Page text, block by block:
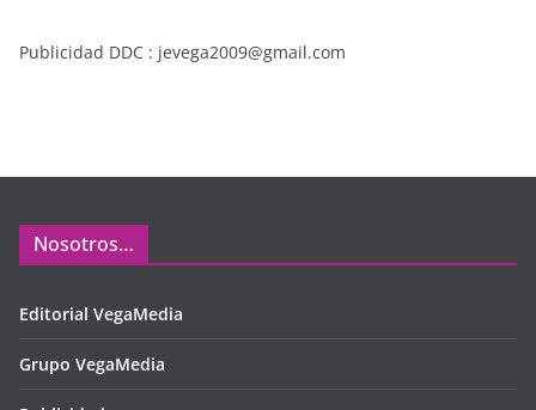
Publicidad DDC : jevega2009@gmail.com
Nosotros…
Editorial VegaMedia
Grupo VegaMedia